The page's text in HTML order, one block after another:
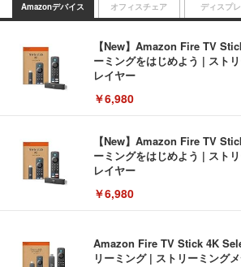
Amazonデバイス
【New】Amazon Fire TV
ーミングをはじめよう | スト
レイヤー
￥6,980
【New】Amazon Fire TV
ーミングをはじめよう | スト
レイヤー
￥6,980
Amazon Fire TV Stick 4K
リーミング | ストリーミング
オフィスチェア ディスプ